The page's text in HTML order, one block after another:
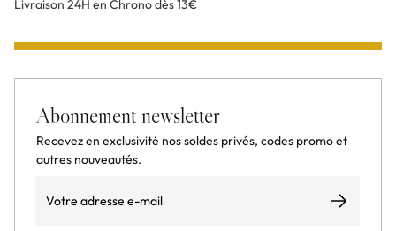
Livraison 24H en Chrono dès 13€
Abonnement newsletter
Recevez en exclusivité nos soldes privés, codes promo et
autres nouveautés.
S’abonner